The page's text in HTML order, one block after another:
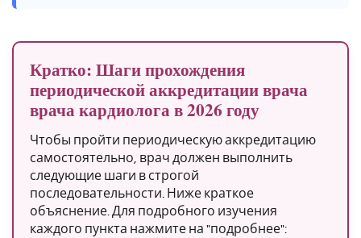
Кратко: Шаги прохождения
периодической аккредитации врача
врача кардиолога в 2026 году
Чтобы пройти периодическую аккредитацию
самостоятельно, врач должен выполнить
следующие шаги в строгой
последовательности. Ниже краткое
объяснение. Для подробного изучения
каждого пункта нажмите на "подробнее":